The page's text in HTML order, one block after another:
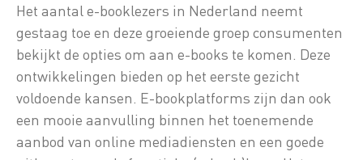
Het aantal e-booklezers in Nederland neemt
gestaag toe en deze groeiende groep consumenten
bekijkt de opties om aan e-books te komen. Deze
ontwikkelingen bieden op het eerste gezicht
voldoende kansen. E-bookplatforms zijn dan ook
een mooie aanvulling binnen het toenemende
aanbod van online mediadiensten en een goede